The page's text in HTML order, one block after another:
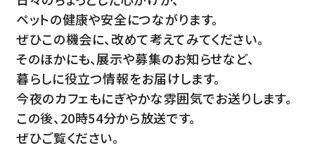
ペットの健康や安全につながります。
ぜひこの機会に、改めて考えてみてください。
そのほかにも、展示や募集のお知らせなど、
暮らしに役立つ情報をお届けします。
今夜のカフェもにぎやかな雰囲気でお送りします。
この後、20時54分から放送です。
ぜひご覧ください。